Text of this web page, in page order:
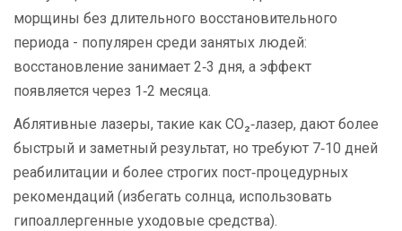
морщины без длительного восстановительного
периода - популярен среди занятых людей:
восстановление занимает 2‑3 дня, а эффект
появляется через 1‑2 месяца.
Аблятивные лазеры, такие как CO₂‑лазер, дают более
быстрый и заметный результат, но требуют 7‑10 дней
реабилитации и более строгих пост‑процедурных
рекомендаций (избегать солнца, использовать
гипоаллергенные уходовые средства).